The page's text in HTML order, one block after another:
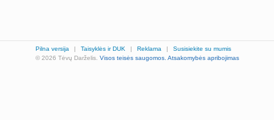
Pilna versija | Taisyklės ir DUK | Reklama |
Susisiekite su mumis
© 2026 Tėvų Darželis. Visos teisės saugomos. Atsakomybės apribojimas